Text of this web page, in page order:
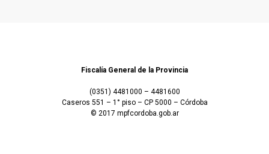
Fiscalía General de la Provincia
(0351) 4481000 – 4481600
Caseros 551 – 1° piso – CP 5000 – Córdoba
© 2017 mpfcordoba.gob.ar